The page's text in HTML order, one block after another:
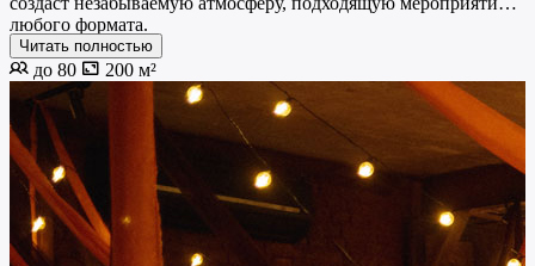
любого формата.
Читать полностью
до 80 200 м²